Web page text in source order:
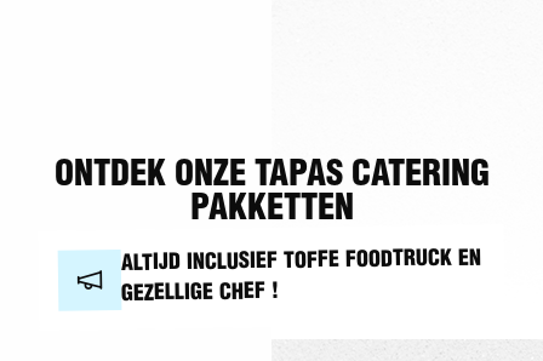
ONTDEK ONZE TAPAS CATERING
PAKKETTEN
ALTIJD INCLUSIEF TOFFE FOODTRUCK EN
GEZELLIGE CHEF !